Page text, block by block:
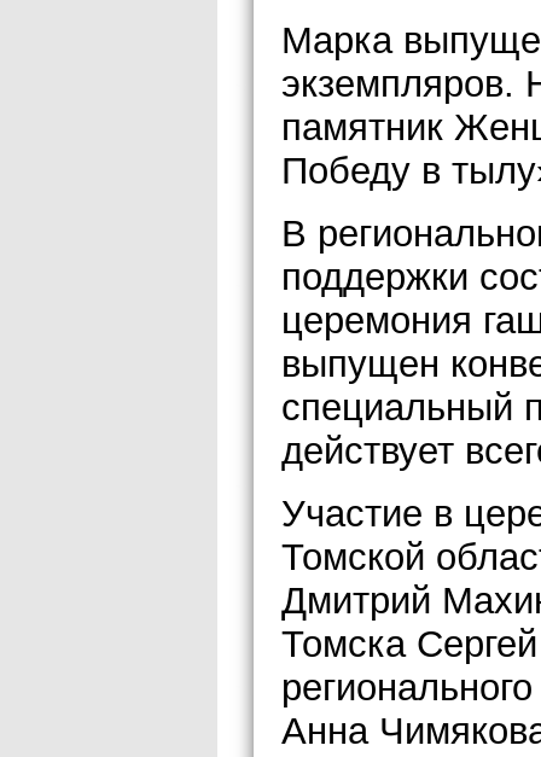
Марка
экземпляров.
памятник
Победу в
В
поддержки
церемония
выпущен
специальный
действует
Участие в
Томской
Дмитрий
Томска
Анна